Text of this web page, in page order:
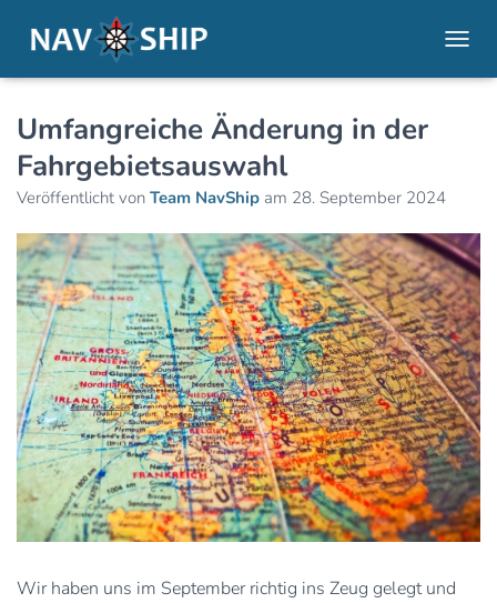
Umfangreiche Änderung in der
Fahrgebietsauswahl
Veröffentlicht von Team NavShip am 28. September 2024
Wir haben uns im September richtig ins Zeug gelegt und